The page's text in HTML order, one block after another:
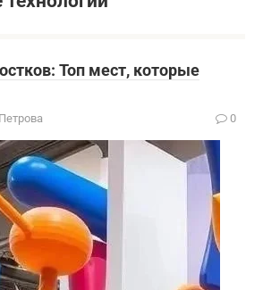
Топ мест, которые
0